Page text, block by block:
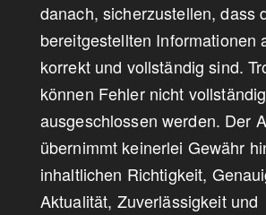
danach, sicherzustellen, dass
bereitgestellten Informationen
korrekt und vollständig sind.
können Fehler nicht vollständig
ausgeschlossen werden. Der
übernimmt keinerlei Gewähr
inhaltlichen Richtigkeit,
Aktualität, Zuverlässigkeit und